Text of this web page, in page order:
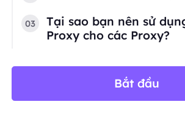
03
Tại sao bạn nên sử
Proxy cho các Proxy?
Bắt đầu